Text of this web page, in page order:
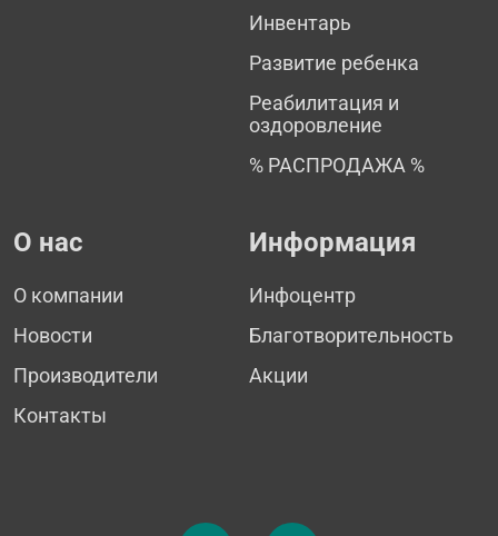
Инвентарь
Развитие ребенка
Реабилитация и
оздоровление
% РАСПРОДАЖА %
О нас
О компании
Новости
Производители
Контакты
Информация
Инфоцентр
Благотворительность
Акции